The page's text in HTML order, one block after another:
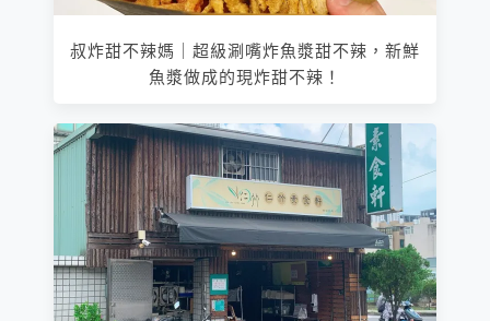
叔炸甜不辣媽｜超級涮嘴炸魚漿甜不辣，新鮮
魚漿做成的現炸甜不辣！